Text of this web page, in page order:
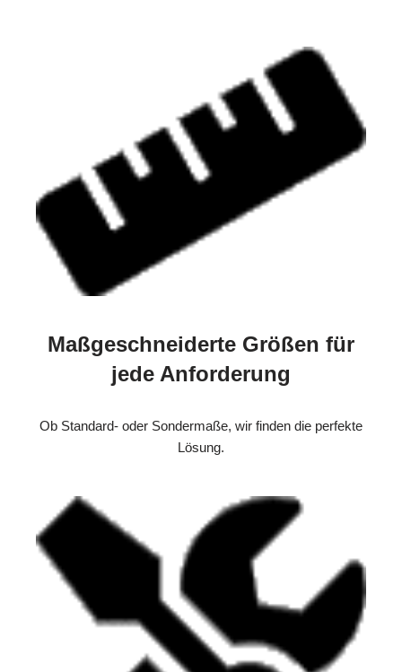
Maßgeschneiderte Größen für
jede Anforderung
Ob Standard- oder Sondermaße, wir finden die perfekte
Lösung.